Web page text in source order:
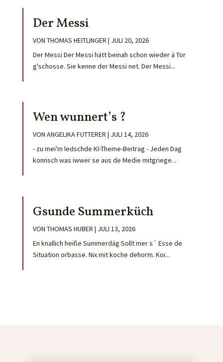
Der Messi
VON THOMAS HEITLINGER | JULI 20, 2026
Der Messi Der Messi hätt beinah schon wieder ä Tor
g'schosse. Sie kenne der Messi net. Der Messi...
Wen wunnert’s ?
VON ANGELIKA FUTTERER | JULI 14, 2026
- zu mei'm ledschde KI-Theme-Beitrag - Jeden Dag
konnsch was iwwer se aus de Medie mitgriege...
Gsunde Summerküch
VON THOMAS HUBER | JULI 13, 2026
En knallich heiße Summerdäg Sollt mer s´ Esse de
Situation orbasse. Nix mit koche dehorm. Koi...